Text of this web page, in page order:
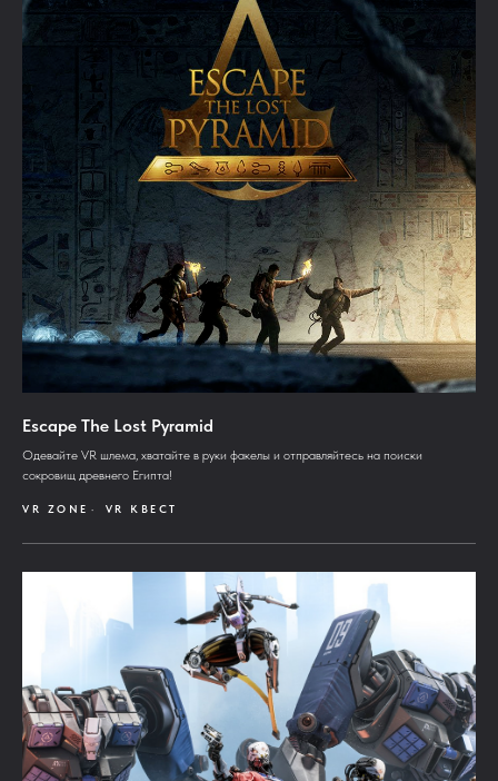
Escape The Lost Pyramid
Одевайте VR шлема, хватайте в руки факелы и отправляйтесь на поиски
сокровищ древнего Египта!
VR ZONE VR КВЕСТ